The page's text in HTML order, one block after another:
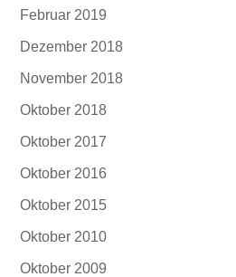
Februar 2019
Dezember 2018
November 2018
Oktober 2018
Oktober 2017
Oktober 2016
Oktober 2015
Oktober 2010
Oktober 2009